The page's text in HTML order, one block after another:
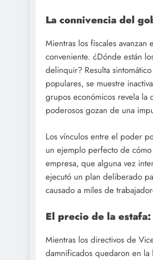
La connivencia del
Mientras los fiscales
conveniente. ¿Dónde están
delinquir? Resulta
populares, se muestre
grupos económicos revela la
poderosos gozan de una
Los vínculos entre el poder
un ejemplo perfecto de
empresa, que alguna vez
ejecutó un plan deliberado
causado a miles de
El precio de la
Mientras los directivos de
damnificados quedaron en